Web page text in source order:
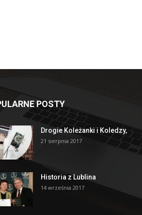
POSTY
Drogie Koleżanki i Koledzy,
21 sierpnia 2017
Historia z Lublina
14 września 2017